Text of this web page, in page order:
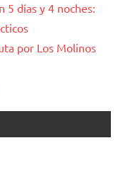
5 días y 4 noches:
por Los Molinos